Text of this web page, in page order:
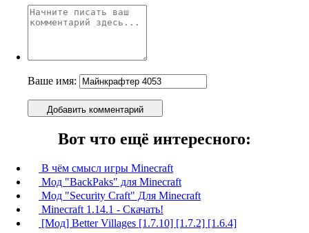
Ваше имя:
Добавить комментарий
Вот что ещё интересного:
В чём смысл игры Minecraft
Мод "BackPaks" для Minecraft
Мод "Security Сraft" Для Minecraft
Minecraft 1.14.1 - Скачать!
[Мод] Better Villages [1.7.10] [1.7.2] [1.6.4]